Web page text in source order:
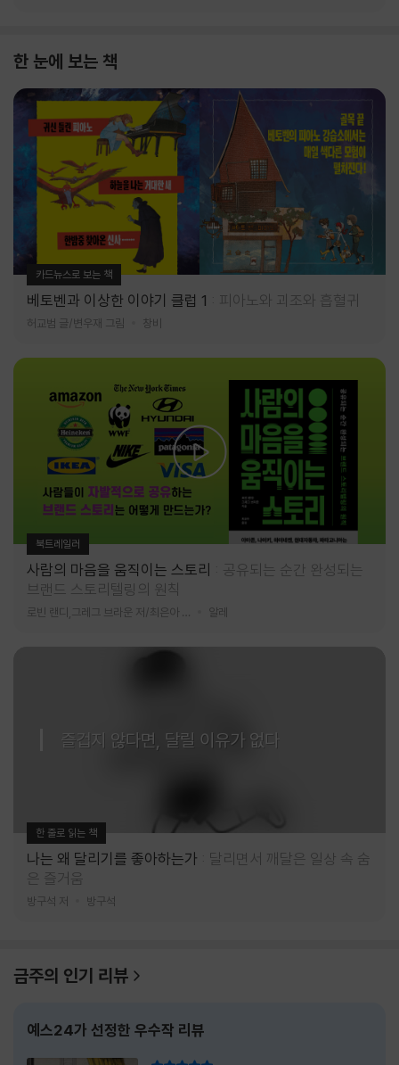
한 눈에 보는 책
카드뉴스로 보는 책
베토벤과 이상한 이야기 클럽 1 피아노와 괴조와 흡혈귀
허교범 글/변우재 그림 창비
북트레일러
사람의 마음을 움직이는 스토리
공유되는 순간 완성되는
브랜드 스토리텔링의 원칙
알레
즐겁지 않다면, 달릴 이유가 없다
한 줄로 읽는 책
나는 왜 달리기를 좋아하는가
달리면서 깨달은 일상 속 숨
은 즐거움
방구석 저 방구석
금주의 인기 리뷰
예스24가 선정한 우수작 리뷰